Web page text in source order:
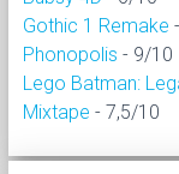
Gothic 1 Remake
Phonopolis - 9/10
Lego Batman:
Mixtape - 7,5/10